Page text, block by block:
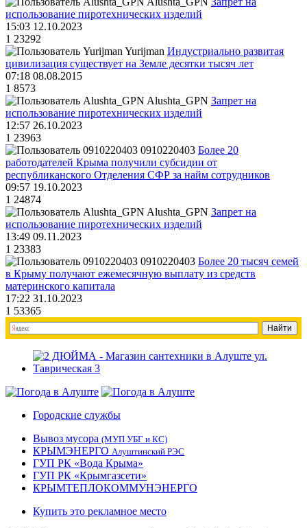
использование пиротехнических изделий
15:03 12.10.2023
1 23292
Yurijman Индустриально развитая
цивилизация существует на Земле десятки тысяч лет
07:18 08.08.2015
1 8573
Alushta_GPN Запрет на
использование пиротехнических изделий
12:57 26.10.2023
1 23963
0910220403 Более 20
работодателей Крыма получили субсидии от
республиканского Отделения СФР за найм сотрудников
09:57 19.10.2023
1 24874
Alushta_GPN Запрет на
использование пиротехнических изделий
13:49 09.11.2023
1 23383
0910220403 Более 20 тысяч семей
в Крыму получают ежемесячную выплату из средств
материнского капитала
17:22 31.10.2023
1 53365
Городские службы
Вывоз мусора (МУП УБГ и КС)
КРЫМЭНЕРГО Алуштинский РЭС
ГУП РК «Вода Крыма»
ГУП РК «Крымгазсети»
КРЫМТЕПЛОКОММУНЭНЕРГО
Купить это рекламное место